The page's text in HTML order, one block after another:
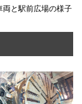
両と駅前広場の様子